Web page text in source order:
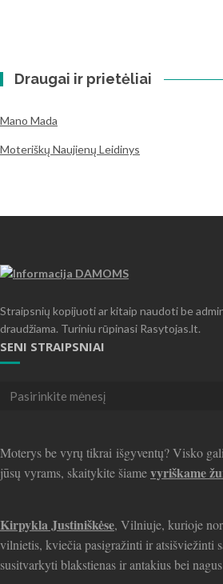
Draugai ir prietėliai
Mano Mada
Moteriškų Naujienų Leidinys
Straipsnių kopijuoti ar kitaip naudoti be
draudžiama. Turiniu rūpinasi Rasytojas.lt.
SENI STRAIPSNIAI
Seni
Moterys be vyrų tikrai išgyventų? Visko
jūsų vyrams, skaitykite šiamevyriškame
Kirpykla Justiniškėse, Vilniuje, kurioje
vilnietis, kviečia pasigražinti ir atsišviežinti
susitvarkyti blakstienas ir antakius bei